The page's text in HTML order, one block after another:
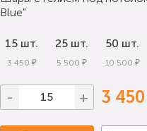
Blue"
15 шт.
3 450 ₽
25 шт.
5 500 ₽
50 шт.
10 500 ₽
- + 3